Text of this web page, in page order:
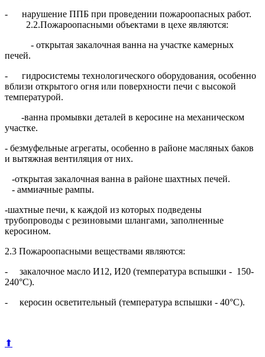
- нарушение ППБ при проведении пожароопасных работ.
2.2.Пожароопасными объектами в цехе являются:
- открытая закалочная ванна на участке камерных
печей.
- гидросистемы технологического оборудования, особенно
вблизи открытого огня или поверхности печи с высокой
температурой.
-ванна промывки деталей в керосине на механическом
участке.
- безмуфельные агрегаты, особенно в районе масляных баков
и вытяжная вентиляция от них.
-открытая закалочная ванна в районе шахтных печей.
- аммиачные рампы.
-шахтные печи, к каждой из которых подведены
трубопроводы с резиновыми шлангами, заполненные
керосином.
2.3 Пожароопасными веществами являются:
- закалочное масло И12, И20 (температура вспышки - 150-
240°С).
- керосин осветительный (температура вспышки - 40°С).
⬆